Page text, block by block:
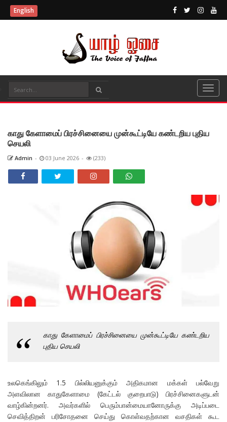
English
காது கேளாமைப் பிரச்சினையை முன்கூட்டியே கண்டறிய புதிய
செயலி
Admin - 03 June 2026 - (233)
காது கேளாமைப் பிரச்சினையை முன்கூட்டியே கண்டறிய
புதிய செயலி
உலகெங்கிலும் 1.5 பில்லியனுக்கும் அதிகமான மக்கள் பல்வேறு
அளவிலான காதுகேளாமை (கேட்டல் குறைபாடு) பிரச்சினைகளுடன்
வாழ்கின்றனர். அவர்களில் பெரும்பான்மையானோருக்கு அடிப்படை
செவித்திறன் பரிசோதனை செய்து கொள்வதற்கான வசதிகள் கூட